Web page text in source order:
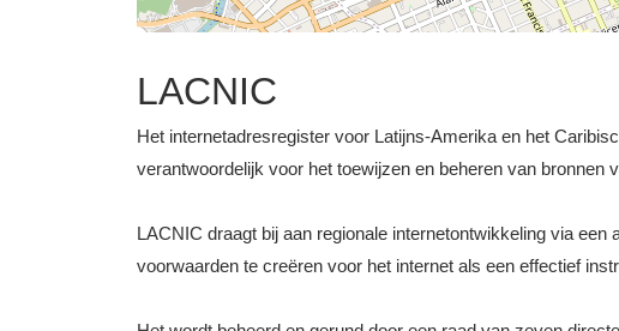
LACNIC
Het internetadresregister voor Latijns-Amerika en het
verantwoordelijk voor het toewijzen en beheren van
LACNIC draagt bij aan regionale internetontwikkeling via
voorwaarden te creëren voor het internet als een effectief